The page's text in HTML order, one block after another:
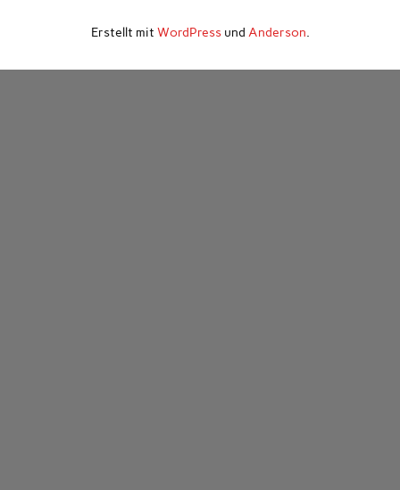
Erstellt mit WordPressund Anderson